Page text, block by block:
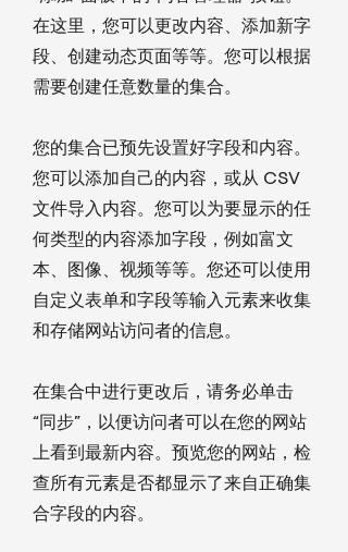
在这里，您可以更改内容、添加新字
段、创建动态页面等等。您可以根据
需要创建任意数量的集合。
您的集合已预先设置好字段和内容。
您可以添加自己的内容，或从 CSV
文件导入内容。您可以为要显示的任
何类型的内容添加字段，例如富文
本、图像、视频等等。您还可以使用
自定义表单和字段等输入元素来收集
和存储网站访问者的信息。
在集合中进行更改后，请务必单击
“同步”，以便访问者可以在您的网站
上看到最新内容。预览您的网站，检
查所有元素是否都显示了来自正确集
合字段的内容。